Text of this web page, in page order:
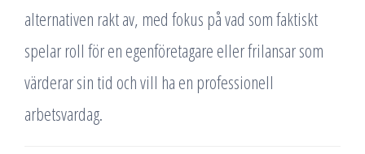
alternativen rakt av, med fokus på vad som faktiskt
spelar roll för en egenföretagare eller frilansar som
värderar sin tid och vill ha en professionell
arbetsvardag.